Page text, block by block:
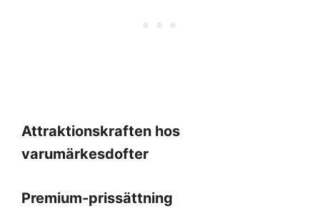
Attraktionskraften hos
varumärkesdofter
Premium-prissättning